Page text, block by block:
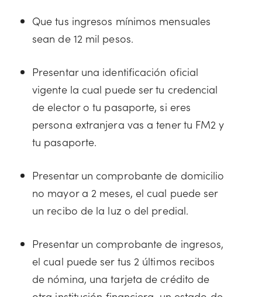
Que tus ingresos mínimos mensuales
sean de 12 mil pesos.
Presentar una identificación oficial
vigente la cual puede ser tu credencial
de elector o tu pasaporte, si eres
persona extranjera vas a tener tu FM2 y
tu pasaporte.
Presentar un comprobante de domicilio
no mayor a 2 meses, el cual puede ser
un recibo de la luz o del predial.
Presentar un comprobante de ingresos,
el cual puede ser tus 2 últimos recibos
de nómina, una tarjeta de crédito de